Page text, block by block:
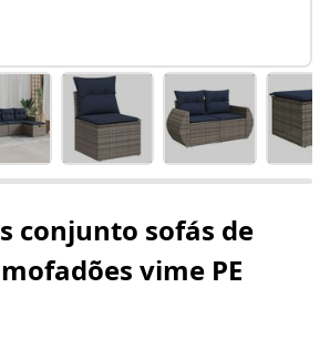
conjunto sofás de
vime PE